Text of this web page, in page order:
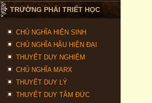
TRƯỜNG PHÁI TRIẾT HỌC
CHỦ NGHĨA HIỆN SINH
CHỦ NGHĨA HẬU HIỆN ĐẠI
THUYẾT DUY NGHIỆM
CHỦ NGHĨA MARX
THUYẾT DUY LÝ
THUYẾT DUY TÂM ĐỨC